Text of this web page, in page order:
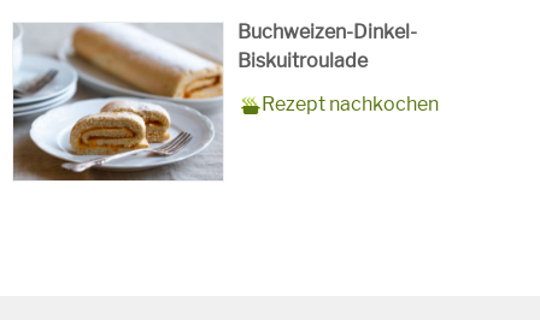
Buchweizen-Dinkel-
Biskuitroulade
Backzeit
für
Schlagworte
Süßspeise,vegetarisch
Rezept nachkochen